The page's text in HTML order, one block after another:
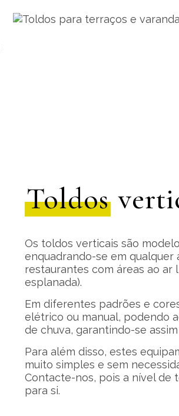
Toldos
Os toldos verticais são
enquadrando-se em
restaurantes com áreas ao ar
esplanada).
Em diferentes padrões e
elétrico ou manual, podendo
de chuva, garantindo-se
Para além disso, estes
muito simples e sem
Contacte-nos, pois a nível de
para si.